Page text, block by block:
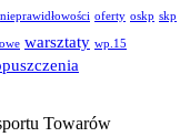
nieprawidłowości oferty oskp skp
warsztaty wp.15
Towarów